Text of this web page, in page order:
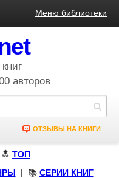
Меню библиотеки
авторов
ОТЗЫВЫ НА КНИГИ
ТОП
| 📚 СЕРИИ КНИГ